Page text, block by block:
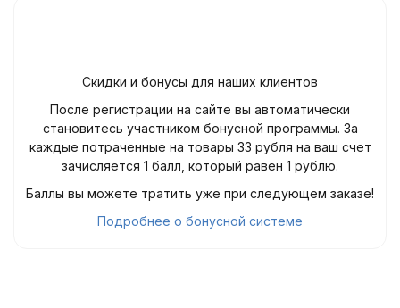
Скидки и бонусы для наших клиентов
После регистрации на сайте вы автоматически
становитесь участником бонусной программы. За
каждые потраченные на товары 33 рубля на ваш счет
зачисляется 1 балл, который равен 1 рублю.
Баллы вы можете тратить уже при следующем заказе!
Подробнее о бонусной системе